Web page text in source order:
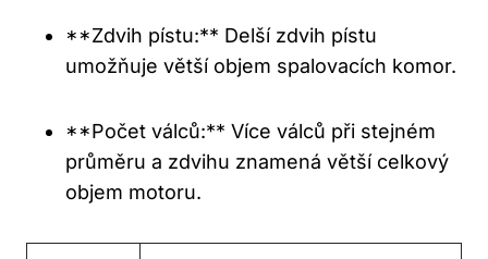
**Zdvih pístu:** Delší zdvih pístu
umožňuje​ větší objem spalovacích komor.
**Počet válců:** Více válců při stejném
průměru a zdvihu znamená‌ větší celkový
objem motoru.